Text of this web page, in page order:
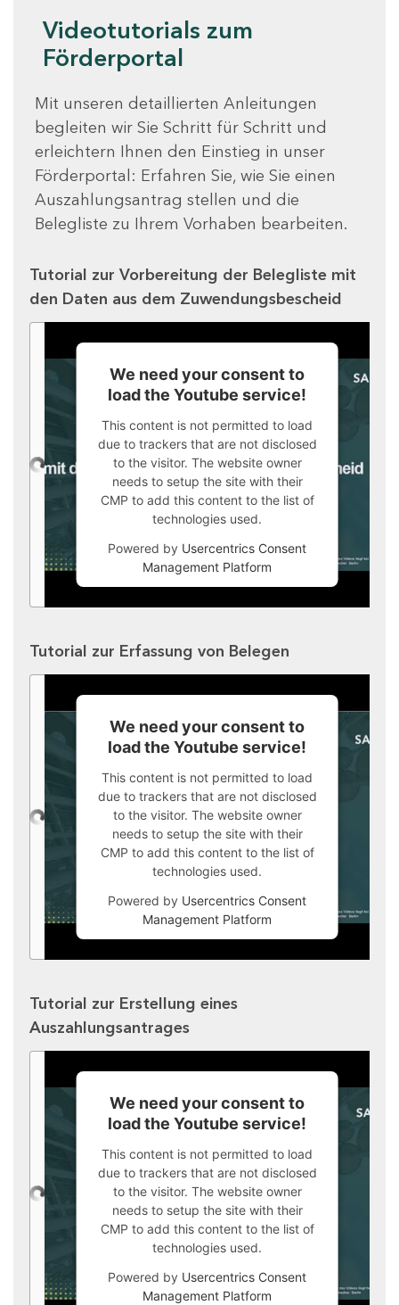
Videotutorials zum
Förderportal
Mit unseren detaillierten Anleitungen
begleiten wir Sie Schritt für Schritt und
erleichtern Ihnen den Einstieg in unser
Förderportal: Erfahren Sie, wie Sie einen
Auszahlungsantrag stellen und die
Belegliste zu Ihrem Vorhaben bearbeiten.
Tutorial zur Vorbereitung der Belegliste mit
den Daten aus dem Zuwendungsbescheid
We need your consent to
load the Youtube service!
This content is not permitted to load
due to trackers that are not disclosed
to the visitor. The website owner
needs to setup the site with their
CMP to add this content to the list of
technologies used.
Powered by Usercentrics Consent
Management Platform
Tutorial zur Erfassung von Belegen
We need your consent to
load the Youtube service!
This content is not permitted to load
due to trackers that are not disclosed
to the visitor. The website owner
needs to setup the site with their
CMP to add this content to the list of
technologies used.
Powered by Usercentrics Consent
Management Platform
Tutorial zur Erstellung eines
Auszahlungsantrages
We need your consent to
load the Youtube service!
This content is not permitted to load
due to trackers that are not disclosed
to the visitor. The website owner
needs to setup the site with their
CMP to add this content to the list of
technologies used.
Powered by Usercentrics Consent
Management Platform